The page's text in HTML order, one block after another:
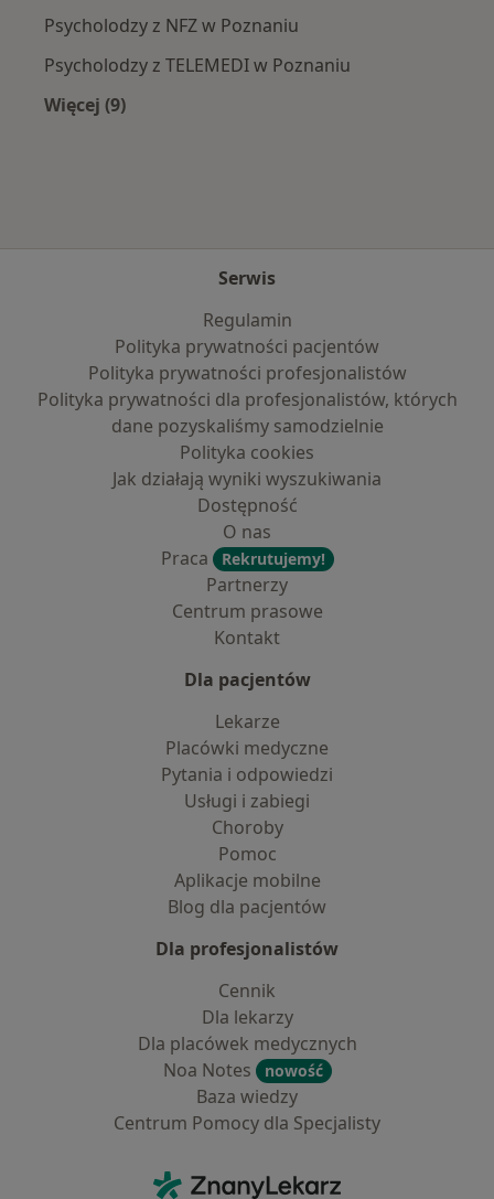
Psycholodzy z NFZ w Poznaniu
Psycholodzy z TELEMEDI w Poznaniu
Więcej (9)
Serwis
Regulamin
Polityka prywatności pacjentów
Polityka prywatności profesjonalistów
Polityka prywatności dla profesjonalistów, których
dane pozyskaliśmy samodzielnie
Polityka cookies
Jak działają wyniki wyszukiwania
Dostępność
O nas
Praca
Rekrutujemy!
Partnerzy
Centrum prasowe
Kontakt
Dla pacjentów
Lekarze
Placówki medyczne
Pytania i odpowiedzi
Usługi i zabiegi
Choroby
Pomoc
Aplikacje mobilne
Blog dla pacjentów
Dla profesjonalistów
Cennik
Dla lekarzy
Dla placówek medycznych
Noa Notes
nowość
Baza wiedzy
Centrum Pomocy dla Specjalisty
ZnanyLekarz - Strona główna